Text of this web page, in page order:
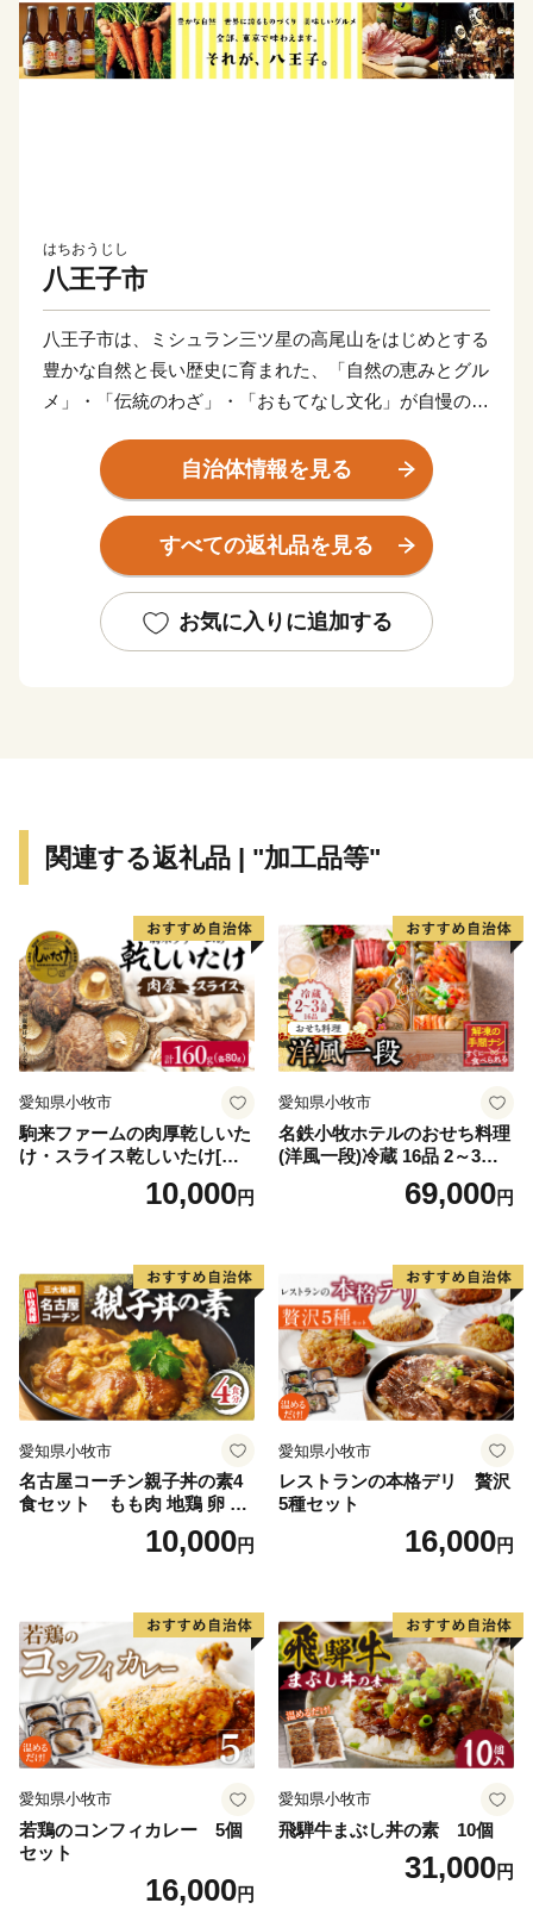
はちおうじし
八王子市
八王子市は、ミシュラン三ツ星の高尾山をはじめとする
豊かな自然と長い歴史に育まれた、「自然の恵みとグル
メ」・「伝統のわざ」・「おもてなし文化」が自慢のま
まちなかでは、おまつりやイベント、個性的なお店がに
ぎやかな毎日を彩ります。一方で、高尾山や陣馬山な
ど、「ここは東京？」と思うほどの自然がすぐそばにあ
ります。
学ぶ、全国有数の「学生のまち」としても知られていま
型」寄附で、ふるさと八王子を応援する皆様のお気持ち
皆様からお預かりした寄附金は、このまちを育んできた
自然・伝統文化を未来につないでいく事業や、子どもた
ちや学生が活躍するまちづくりなどに大切に活用してい
きます。
自治体情報を見る
すべての返礼品を見る
お気に入りに追加する
関連する返礼品 | "加工品等"
愛知県小牧市
駒来ファームの肉厚乾しいた
け・スライス乾しいたけ[極
上 肉厚 乾しいたけ 乾シイタ
ケ 乾椎茸 干ししいたけ 干し
10,000円
愛知県小牧市
名鉄小牧ホテルのおせち料理
(洋風一段)冷蔵 16品 2～3人
前 2027年【数量限定 お申込
期限12/15】 解凍不要 ホテル
人気 新春 迎春おせち 定番お
せち 本格おせち 洋風おせち
縁起物おせち 12月31日 お届
け お正月 お取り寄せ
69,000円
愛知県小牧市
名古屋コーチン親子丼の素4
食セット もも肉 地鶏 卵 鶏
10,000円
愛知県小牧市
レストランの本格デリ 贅沢
5種セット
16,000円
愛知県小牧市
若鶏のコンフィカレー 5個
セット
16,000円
愛知県小牧市
飛騨牛まぶし丼の素 10個
31,000円